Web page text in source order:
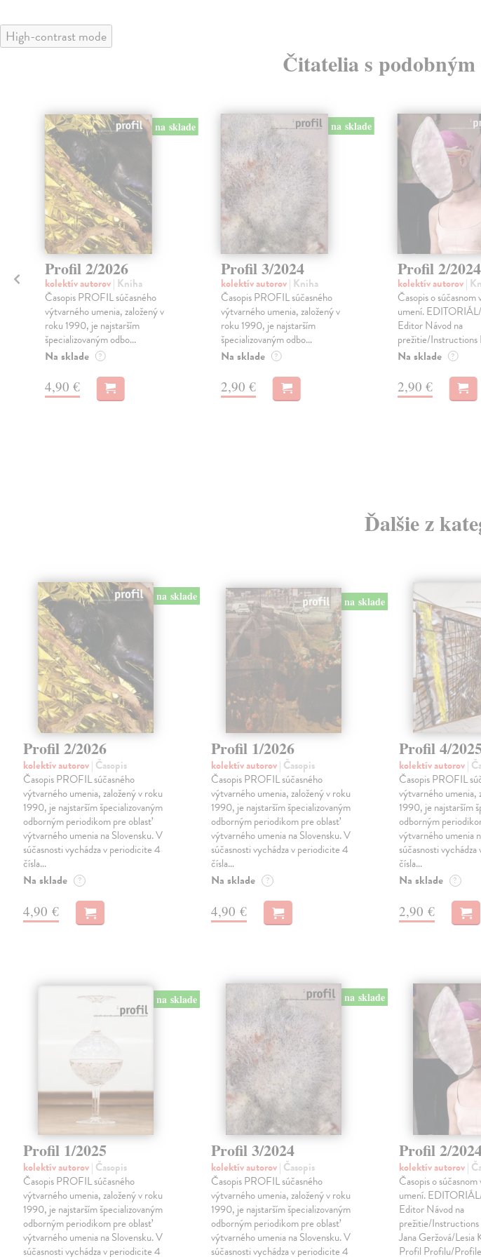
High-contrast mode
Čitatelia s
na sklade
Profil 2/2026
kolektív autorov| Kniha
Časopis PROFIL súčasného
výtvarného umenia, založený v
roku 1990, je najstarším
špecializovaným odbo...
Na sklade ?
4,90 €
na sklade
Profil 3/2024
kolektív autorov| Kniha
Časopis PROFIL súčasného
výtvarného umenia, založený v
roku 1990, je najstarším
špecializovaným odbo...
Na sklade ?
2,90 €
Profil 2/2024
kolektív autorov|
Časopis o
umení.
Editor Návod na
prežitie/Instructions
Na sklade ?
2,90 €
Ďalšie z
na sklade
Profil 2/2026
kolektív autorov| Časopis
Časopis PROFIL súčasného
výtvarného umenia, založený v roku
1990, je najstarším špecializovaným
odborným periodikom pre oblasť
výtvarného umenia na Slovensku. V
súčasnosti vychádza v periodicite 4
čísla…
Na sklade ?
4,90 €
na sklade
Profil 1/2026
kolektív autorov| Časopis
Časopis PROFIL súčasného
výtvarného umenia, založený v roku
1990, je najstarším špecializovaným
odborným periodikom pre oblasť
výtvarného umenia na Slovensku. V
súčasnosti vychádza v periodicite 4
čísla…
Na sklade ?
4,90 €
Profil 4/2025
kolektív autorov|
Časopis PROFIL
výtvarného umenia,
1990, je najstarším
odborným
výtvarného umenia
súčasnosti
čísla…
Na sklade ?
2,90 €
na sklade
Profil 1/2025
kolektív autorov| Časopis
Časopis PROFIL súčasného
výtvarného umenia, založený v roku
1990, je najstarším špecializovaným
odborným periodikom pre oblasť
výtvarného umenia na Slovensku. V
súčasnosti vychádza v periodicite 4
na sklade
Profil 3/2024
kolektív autorov| Časopis
Časopis PROFIL súčasného
výtvarného umenia, založený v roku
1990, je najstarším špecializovaným
odborným periodikom pre oblasť
výtvarného umenia na Slovensku. V
súčasnosti vychádza v periodicite 4
Profil 2/
kolektív autorov|
Časopis o
umení.
Editor Návod na
prežitie/Instructions
Jana Geržová/Lesia
Profil Profilu/